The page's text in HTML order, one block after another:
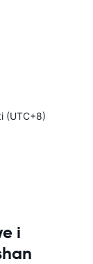
(UTC+8)
i